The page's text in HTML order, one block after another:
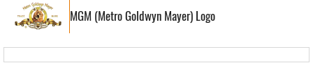
MGM (Metro Goldwyn Mayer) Logo